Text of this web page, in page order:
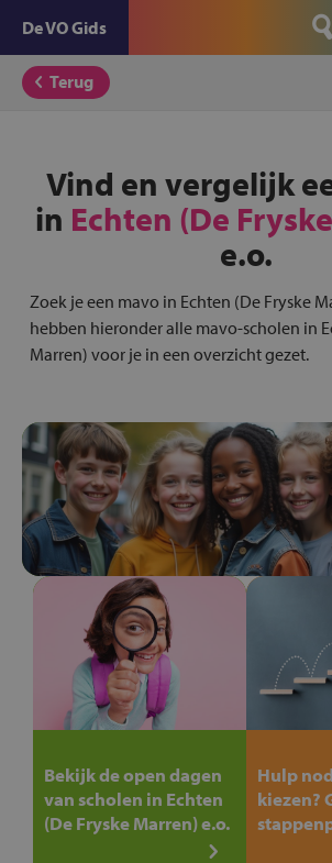
De VO Gids
Terug
Vind en vergelijk
in Echten (De
e.o.
Zoek je een mavo in Echten (De Fryske
hebben hieronder alle mavo-scholen in
Marren) voor je in een overzicht gezet.
Bekijk de open dagen
van scholen in Echten
(De Fryske Marren) e.o.
Hulp
kiezen?